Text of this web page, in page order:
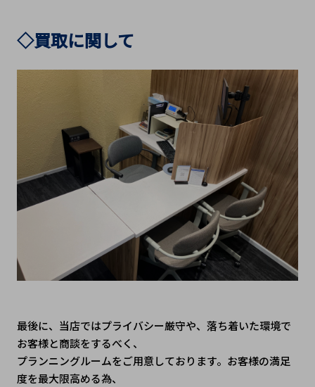
◇買取に関して
最後に、当店ではプライバシー厳守や、落ち着いた環境で
お客様と商談をするべく、
プランニングルームをご用意しております。お客様の満足
度を最大限高める為、